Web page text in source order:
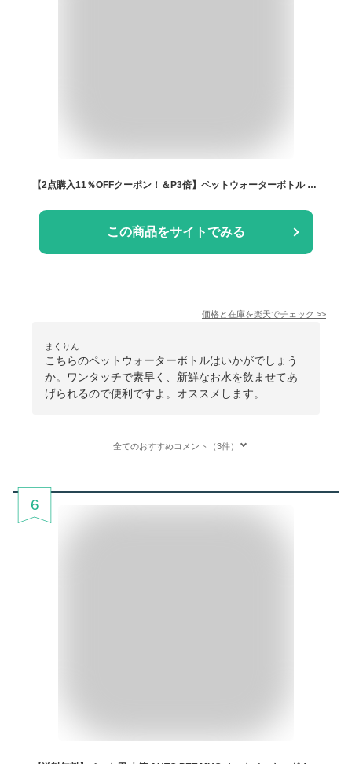
【2点購入11％OFFクーポン！＆P3倍】ペットウォーターボトル 2サイズ 3colors ペット水飲み ペット用品 犬 散歩 旅行 携帯 ワンタッチ 子犬 老犬 水 ボトル ペット 給水 ペット給水器 水飲み器 水筒 水入れ 補給 受け皿 PETFUN ペットファン
この商品をサイトでみる
価格と在庫を楽天でチェック >>
まくりん
こちらのペットウォーターボトルはいかがでしょう
か。ワンタッチで素早く、新鮮なお水を飲ませてあ
げられるので便利ですよ。オススメします。
全てのおすすめコメント（3件）
6